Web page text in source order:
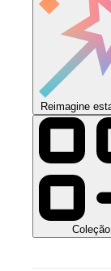
Reimagine
Coleção